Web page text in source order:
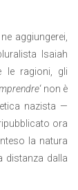
aggiungerei,
Isaiah
le ragioni, gli
‘ non è
nazista —
ora
la natura
distanza dalla